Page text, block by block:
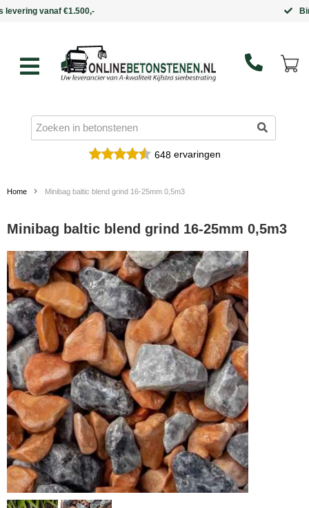
648ervaringen
Home Minibag baltic blend grind 16-25mm 0,5m3
Minibag baltic blend grind 16-25mm 0,5m3